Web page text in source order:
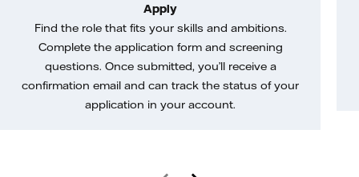
Apply
Find the role that fits your skills and ambitions.
Complete the application form and screening
questions. Once submitted, you’ll receive a
confirmation email and can track the status of your
application in your account.